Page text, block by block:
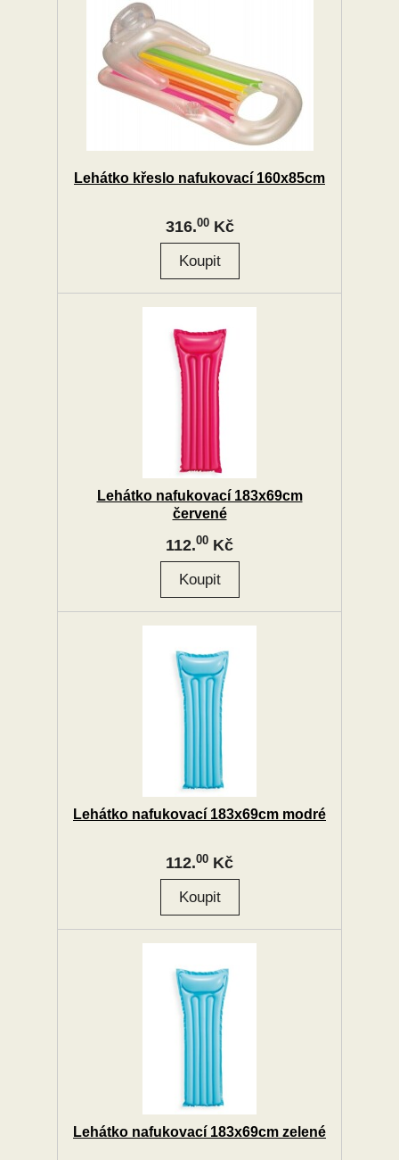
Lehátko křeslo nafukovací 160x85cm
316.00Kč
Lehátko nafukovací 183x69cm
červené
112.00 Kč
Lehátko nafukovací 183x69cm modré
112.00 Kč
Lehátko nafukovací 183x69cm zelené